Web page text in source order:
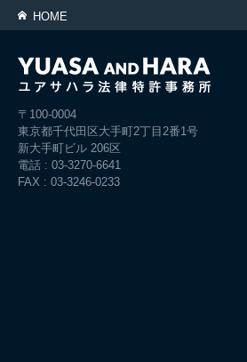
HOME
〒100-0004
東京都千代田区大手町2丁目2番1号
新大手町ビル 206区
電話 : 03-3270-6641
FAX : 03-3246-0233